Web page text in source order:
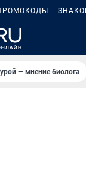
— мнение биолога